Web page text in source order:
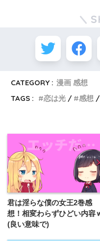
CATEGORY : 漫画 感想
TAGS :
恋は光 感想
君は淫らな僕の女王2巻感
想！相変わらずひどい内容
(良い意味で)